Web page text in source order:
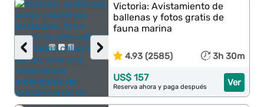
›
‹
Victoria: Avistamiento de
ballenas y fotos gratis de
fauna marina
4.93 (2585) 3h 30m
Ver
US$ 157
Reserva ahora y paga después